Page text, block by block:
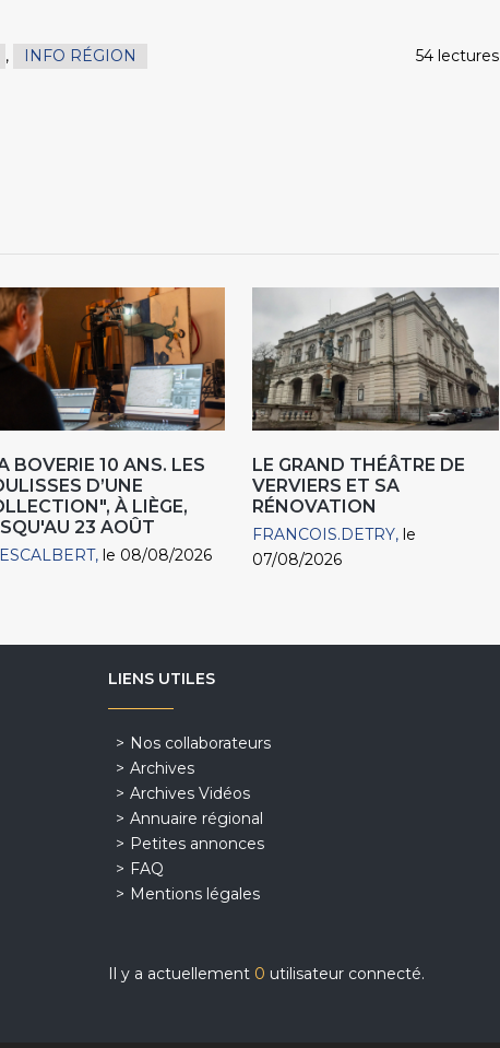
, INFO RÉGION 54 lectures
BOVERIE 10 ANS. LES
D’UNE
À LIÈGE,
23 AOÛT
le 08/08/2026
LE GRAND THÉÂTRE DE
VERVIERS ET SA
RÉNOVATION
FRANCOIS.DETRY
le
07/08/2026
LIENS UTILES
Nos collaborateurs
Archives
Archives Vidéos
Annuaire régional
Petites annonces
FAQ
Mentions légales
Il y a actuellement 0 utilisateur connecté.